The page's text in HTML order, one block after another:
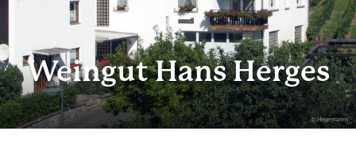
© Hegemanns
Weingut Hans Herges